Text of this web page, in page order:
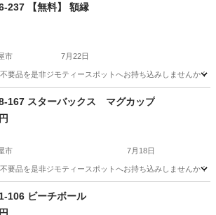
237 【無料】 額縁
市 7月22日
を是非ジモティースポットへお持ち込みしませんか？
インテリア雑貨/小物
167 スターバックス マグカップ
市 7月18日
を是非ジモティースポットへお持ち込みしませんか？
スターバックス
106 ビーチボール